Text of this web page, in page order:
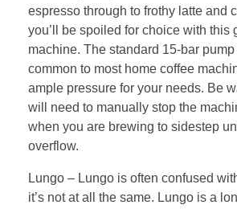
espresso through to frothy latte and
you’ll be spoiled for choice with this
machine. The standard 15-bar
common to most home coffee
ample pressure for your needs. Be
will need to manually stop the
when you are brewing to sidestep
overflow.
Lungo – Lungo is often confused
it’s not at all the same. Lungo is a